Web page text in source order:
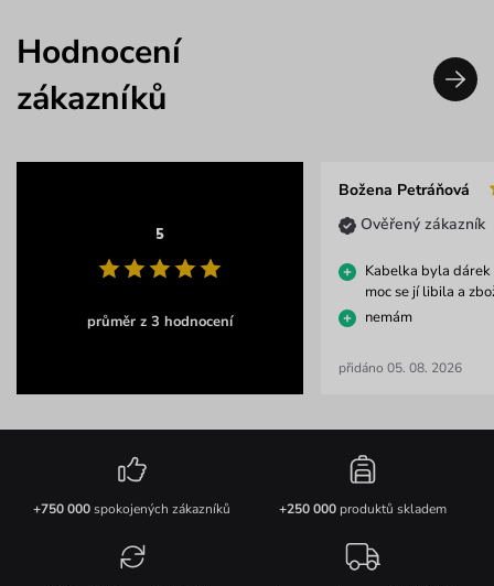
Hodnocení
zákazníků
5
průměr z 3 hodnocení
Božena Petráňová
Ověřený zákazník
Kabelka byla dárek
moc se jí libila a
nemám
přidáno 05. 08. 2026
+750 000spokojených zákazníků +250 000produktů skladem